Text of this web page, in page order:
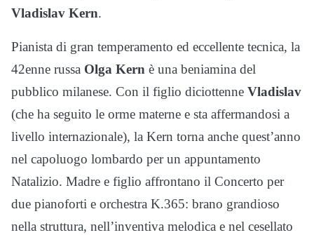
Vladislav Kern.
Pianista di gran temperamento ed eccellente tecnica, la
42enne russa Olga Kern è una beniamina del
pubblico milanese. Con il figlio diciottenne Vladislav
(che ha seguito le orme materne e sta affermandosi a
livello internazionale), la Kern torna anche quest’anno
nel capoluogo lombardo per un appuntamento
Natalizio. Madre e figlio affrontano il Concerto per
due pianoforti e orchestra K.365: brano grandioso
nella struttura, nell’inventiva melodica e nel cesellato